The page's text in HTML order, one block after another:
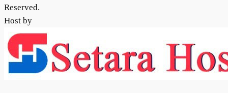
Reserved.
Host by